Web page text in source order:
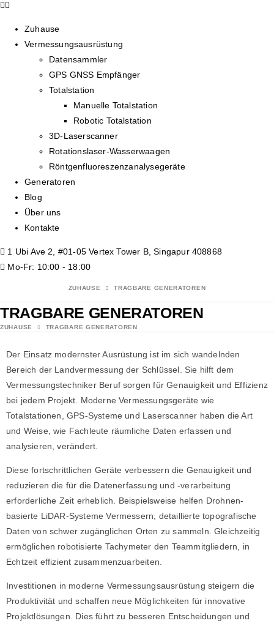
Zuhause
Vermessungsausrüstung
Datensammler
GPS GNSS Empfänger
Totalstation
Manuelle Totalstation
Robotic Totalstation
3D-Laserscanner
Rotationslaser-Wasserwaagen
Röntgenfluoreszenzanalysegeräte
Generatoren
Blog
Über uns
Kontakte
1 Ubi Ave 2, #01-05 Vertex Tower B, Singapur 408868
Mo-Fr: 10:00 - 18:00
ZUHAUSE TRAGBARE GENERATOREN
TRAGBARE GENERATOREN
ZUHAUSE TRAGBARE GENERATOREN
Der Einsatz modernster Ausrüstung ist im sich wandelnden
Bereich der Landvermessung der Schlüssel. Sie hilft dem
Vermessungstechniker Berufsorgen für Genauigkeit und Effizienz
bei jedem Projekt. Moderne Vermessungsgeräte wie
Totalstationen, GPS-Systeme und Laserscanner haben die Art
und Weise, wie Fachleute räumliche Daten erfassen und
analysieren, verändert.
Diese fortschrittlichen Geräte verbessern die Genauigkeit und
reduzieren die für die Datenerfassung und -verarbeitung
erforderliche Zeit erheblich. Beispielsweise helfen Drohnen-
basierte LiDAR-Systeme Vermessern, detaillierte topografische
Daten von schwer zugänglichen Orten zu sammeln. Gleichzeitig
ermöglichen robotisierte Tachymeter den Teammitgliedern, in
Echtzeit effizient zusammenzuarbeiten.
Investitionen in moderne Vermessungsausrüstung steigern die
Produktivität und schaffen neue Möglichkeiten für innovative
Projektlösungen. Dies führt zu besseren Entscheidungen und